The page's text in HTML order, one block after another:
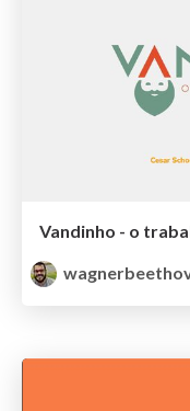
Vandinho - o